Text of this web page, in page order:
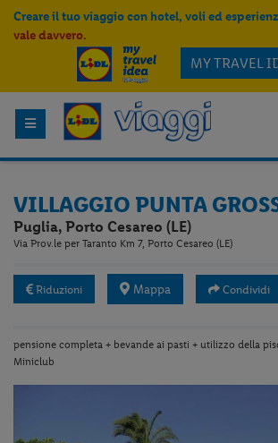
Creare il tuo viaggio con hotel, voli ed
vale davvero.
MY TRAVEL
VILLAGGIO PUNTA
Puglia, Porto Cesareo (LE)
Via Prov.le per Taranto Km 7, Porto Cesareo (LE)
Riduzioni Mappa Condividi
pensione completa + bevande ai pasti + utilizzo della
Miniclub